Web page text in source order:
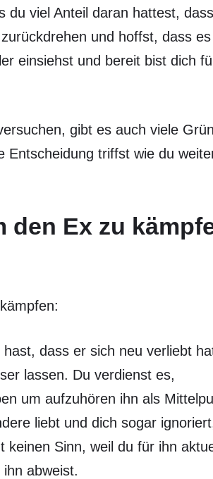
du viel Anteil daran hattest,
und hoffst, dass es
einsiehst und bereit bist dich
gibt es auch viele
Entscheidung triffst wie du
den Ex zu
dass er sich neu verliebt
lassen. Du verdienst es,
um aufzuhören ihn als
liebt und dich sogar
keinen Sinn, weil du für ihn
abweist.